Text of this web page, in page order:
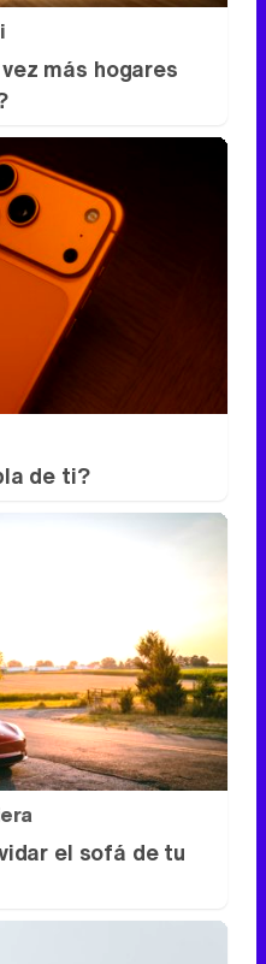
más hogares
de ti?
el sofá de tu